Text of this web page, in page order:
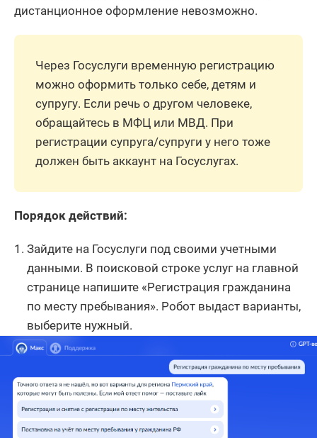
дистанционное оформление невозможно.
Через Госуслуги временную регистрацию
можно оформить только себе, детям и
супругу. Если речь о другом человеке,
обращайтесь в МФЦ или МВД. При
регистрации супруга/супруги у него тоже
должен быть аккаунт на Госуслугах.
Порядок действий:
Зайдите на Госуслуги под своими учетными
данными. В поисковой строке услуг на главной
странице напишите «Регистрация гражданина
по месту пребывания». Робот выдаст варианты,
выберите нужный.